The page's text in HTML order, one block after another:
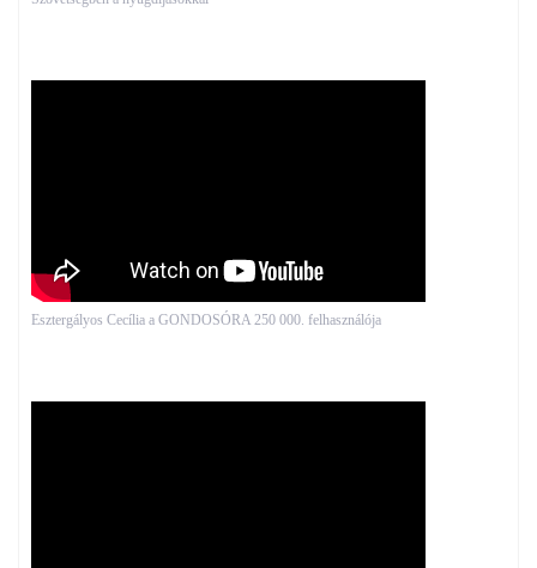
Esztergályos Cecília a GONDOSÓRA 250 000. felhasználója